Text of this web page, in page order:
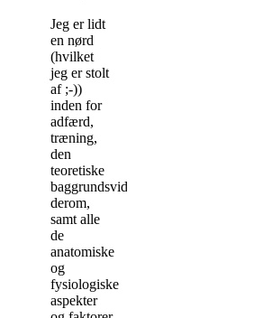
Jeg er lidt
en nørd
(hvilket
jeg er stolt
af ;-))
inden for
adfærd,
træning,
den
teoretiske
baggrundsviden
derom,
samt alle
de
anatomiske
og
fysiologiske
aspekter